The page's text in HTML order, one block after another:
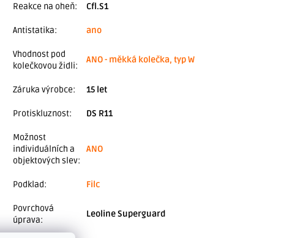
Reakce na oheň: Cfl.S1
Antistatika: ano
Vhodnost pod
kolečkovou židli:
ANO - měkká kolečka, typ W
Záruka výrobce: 15 let
Protiskluznost: DS R11
Možnost
individuálních a
objektových slev:
ANO
Podklad: Filc
Povrchová
úprava:
Leoline Superguard